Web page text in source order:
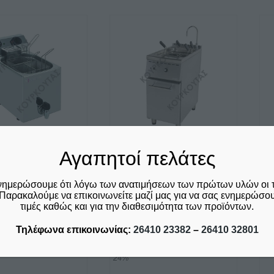
XDOME
KAR
range:
ο Φ.Π.Α.
ΒΡΑΣΤΗΡΑΣ
ΕΠΙΔΑΠΕΔΙΟΣ ΜΕ
ΕΡΜΑΡΙΟ 22LT BRG22
SERGAS
€1.895,00
24%
Αγαπητοί πελάτες
ότι λόγω των ανατιμήσεων των πρώτων υλών οι
να επικοινωνείτε μαζί μας για να σας
τιμές καθώς και για την διαθεσιμότητα των προϊόντων.
Τηλέφωνα επικοινωνίας: 26410 23382– 26410 32801